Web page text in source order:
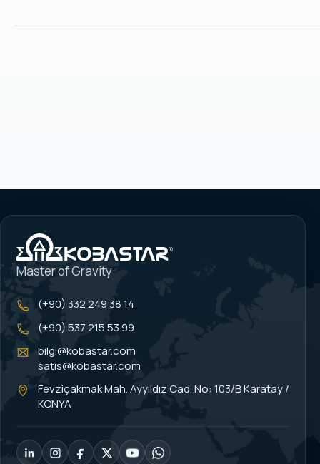
Master of Gravity
(+90) 332 249 38 14
(+90) 537 215 53 99
bilgi@kobastar.com
satis@kobastar.com
Fevziçakmak Mah. Ayyıldız Cad. No: 103/B Karatay /
KONYA